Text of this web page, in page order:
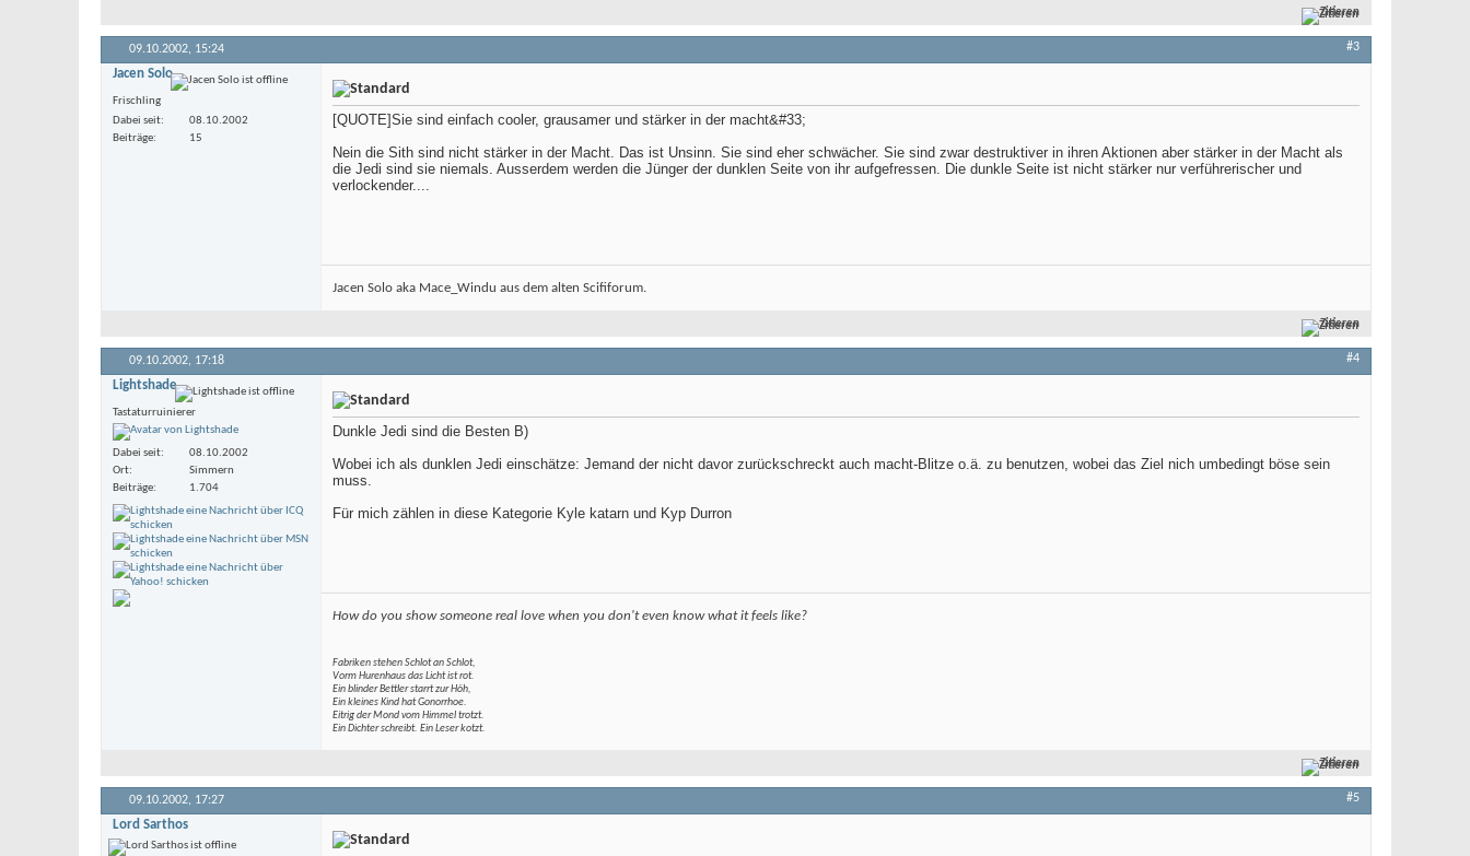
Zitieren
09.10.2002, 15:24 #3
Jacen Solo
Frischling
Dabei seit
08.10.2002
Beiträge
15
[QUOTE]Sie sind einfach cooler, grausamer und stärker in der macht&#33;
Nein die Sith sind nicht stärker in der Macht. Das ist Unsinn. Sie sind eher schwächer. Sie sind zwar destruktiver in ihren Aktionen aber stärker in der Macht als
die Jedi sind sie niemals. Ausserdem werden die Jünger der dunklen Seite von ihr aufgefressen. Die dunkle Seite ist nicht stärker nur verführerischer und
verlockender....
Jacen Solo aka Mace_Windu aus dem alten Scififorum.
Zitieren
09.10.2002, 17:18 #4
Lightshade
Tastaturruinierer
Dabei seit
08.10.2002
Ort
Simmern
Beiträge
1.704
Dunkle Jedi sind die Besten B)
Wobei ich als dunklen Jedi einschätze: Jemand der nicht davor zurückschreckt auch macht-Blitze o.ä. zu benutzen, wobei das Ziel nich umbedingt böse sein
muss.
Für mich zählen in diese Kategorie Kyle katarn und Kyp Durron
How do you show someone real love when you don't even know what it feels like?
Fabriken stehen Schlot an Schlot,
Vorm Hurenhaus das Licht ist rot.
Ein blinder Bettler starrt zur Höh,
Ein kleines Kind hat Gonorrhoe.
Eitrig der Mond vom Himmel trotzt.
Ein Dichter schreibt. Ein Leser kotzt.
Zitieren
09.10.2002, 17:27 #5
Lord Sarthos